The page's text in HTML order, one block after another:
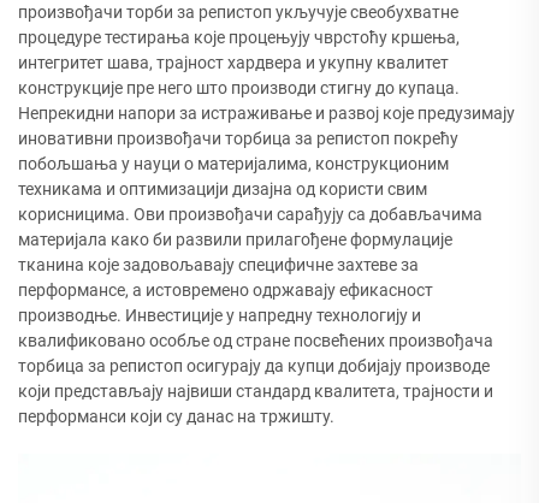
произвођачи торби за репистоп укључује свеобухватне
процедуре тестирања које процењују чврстоћу кршења,
интегритет шава, трајност хардвера и укупну квалитет
конструкције пре него што производи стигну до купаца.
Непрекидни напори за истраживање и развој које предузимају
иновативни произвођачи торбица за репистоп покрећу
побољшања у науци о материјалима, конструкционим
техникама и оптимизацији дизајна од користи свим
корисницима. Ови произвођачи сарађују са добављачима
материјала како би развили прилагођене формулације
тканина које задовољавају специфичне захтеве за
перформансе, а истовремено одржавају ефикасност
производње. Инвестиције у напредну технологију и
квалификовано особље од стране посвећених произвођача
торбица за репистоп осигурају да купци добијају производе
који представљају највиши стандард квалитета, трајности и
перформанси који су данас на тржишту.